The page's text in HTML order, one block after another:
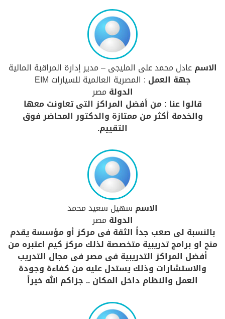
الاسمعادل محمد على المليجى – مدير إدارة المراقبة المالية
جهة العمل : المصرية العالمية للسيارات EIM
الدولة مصر
قالوا عنا : من أفضل المراكز التى تعاونت معها
والخدمة أكثر من ممتازة والدكتور المحاضر فوق
التقييم.
الاسم سهيل سعيد محمد
الدولة مصر
بالنسبة لى صعب جداً الثقة فى مركز أو مؤسسة يقدم
منح او برامج تدريبية متخصصة لذلك مركز كيم اعتبره من
أفضل المراكز التدريبية فى مصر فى مجال التدريب
والاستشارات وذلك يستدل عليه من كفاءة وجودة
العمل والنظام داخل المكان .. جزاكم الله خيراً